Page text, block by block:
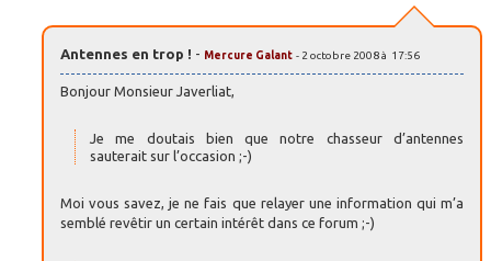
Antennes en trop ! - Mercure Galant - 2 octobre 2008 à 17:56
Bonjour Monsieur Javerliat,
Je me doutais bien que notre chasseur d’antennes
sauterait sur l’occasion ;-)
Moi vous savez, je ne fais que relayer une information qui m’a
semblé revêtir un certain intérêt dans ce forum ;-)